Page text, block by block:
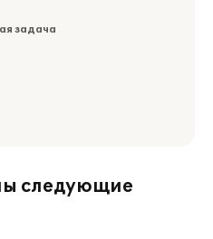
задача
следующие